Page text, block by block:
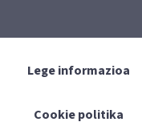
Lege informazioa
Cookie politika